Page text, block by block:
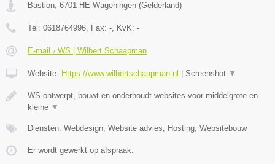
Bastion, 6701 HE Wageningen (Gelderland)
Tel: 0618764996, Fax: -, KvK: -
E-mail › WS | Wilbert Schaapman
Website: Https://www.wilbertschaapman.nl Screenshot ▼
WS ontwerpt, bouwt en onderhoudt websites voor middelgrote en
kleine ▼
Diensten: Webdesign, Website advies, Hosting, Websitebouw
Er wordt gewerkt op afspraak.